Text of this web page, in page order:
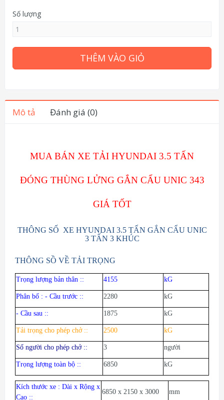
Số lượng
THÊM VÀO GIỎ
Mô tả Đánh giá (0)
MUA BÁN XE TẢI HYUNDAI 3.5 TẤN
ĐÓNG THÙNG LỬNG GẮN CẨU UNIC 343
GIÁ TỐT
THÔNG SỐ XE HYUNDAI 3.5 TẤN GẮN CẨU UNIC
3 TẤN 3 KHÚC
THÔNG SỒ VỀ TẢI TRỌNG
Trọng lượng bản thân :: 4155 kG
Phân bố : - Cầu trước :: 2280 kG
- Cầu sau :: 1875 kG
Tải trọng cho phép chở :: 2500 kG
Số người cho phép chở :: 3 người
Trọng lượng toàn bộ :: 6850 kG
Kích thước xe : Dài x Rộng x
Cao ::
6850 x 2150 x 3000 mm